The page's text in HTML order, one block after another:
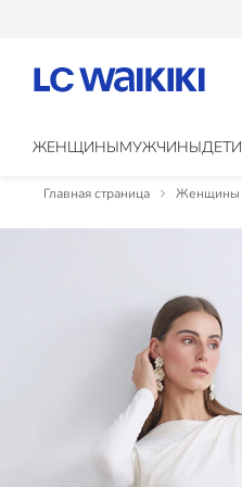
ЖЕНЩИНЫМУЖЧИНЫДЕТИ
Главная страница Женщины